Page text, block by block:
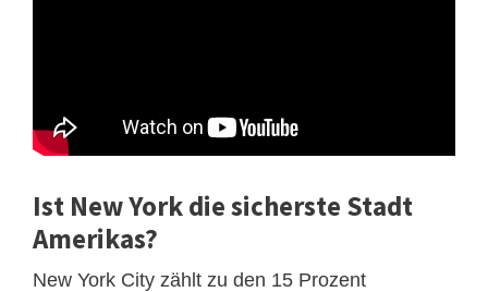
Ist New York die sicherste Stadt
Amerikas?
New York City zählt zu den 15 Prozent